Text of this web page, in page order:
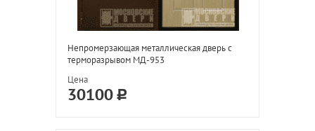
Непромерзающая металлическая дверь с
терморазрывом МД-953
Цена
30100